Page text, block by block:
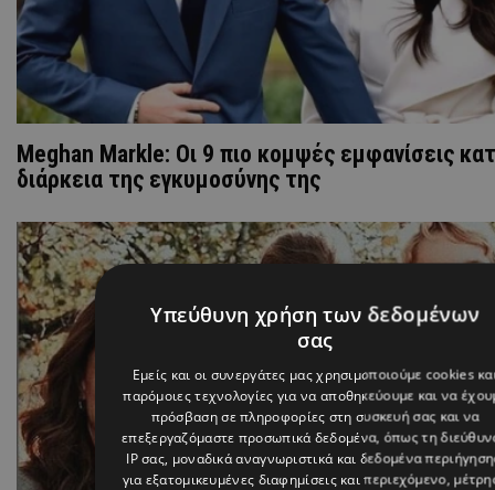
Meghan Markle: Οι 9 πιο κομψές εμφανίσεις
διάρκεια της εγκυμοσύνης της
Υπεύθυνη χρήση των δεδομένων
σας
Εμείς και οι συνεργάτες μας χρησιμοποιούμε cookies
παρόμοιες τεχνολογίες για να αποθηκεύουμε και να
πρόσβαση σε πληροφορίες στη συσκευή σας και να
επεξεργαζόμαστε προσωπικά δεδομένα, όπως τη
IP σας, μοναδικά αναγνωριστικά και δεδομένα
για εξατομικευμένες διαφημίσεις και περιεχόμενο,